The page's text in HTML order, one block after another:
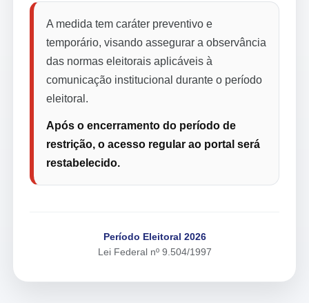
A medida tem caráter preventivo e
temporário, visando assegurar a observância
das normas eleitorais aplicáveis à
comunicação institucional durante o período
eleitoral.
Após o encerramento do período de
restrição, o acesso regular ao portal será
restabelecido.
Período Eleitoral 2026
Lei Federal nº 9.504/1997